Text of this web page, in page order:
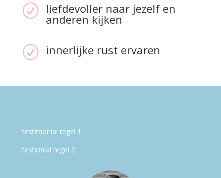
R liefdevoller naar jezelf en
anderen kijken
R innerlijke rust ervaren
testimonial regel 1
testionial regel 2.